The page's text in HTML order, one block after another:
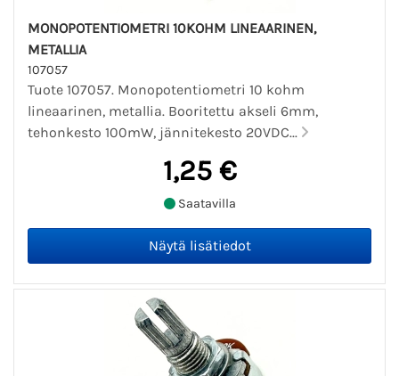
MONOPOTENTIOMETRI 10KOHM LINEAARINEN,
METALLIA
107057
Tuote 107057. Monopotentiometri 10 kohm
lineaarinen, metallia. Booritettu akseli 6mm,
tehonkesto 100mW, jännitekesto 20VDC...
1,25 €
Saatavilla